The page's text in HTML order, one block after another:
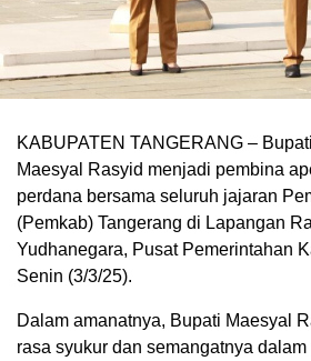
KABUPATEN TANGERANG –
Maesyal Rasyid menjadi pembina
perdana bersama seluruh jajaran
(Pemkab) Tangerang di Lapangan
Yudhanegara, Pusat Pemerintahan
Senin (3/3/25).
Dalam amanatnya, Bupati Maesyal
rasa syukur dan semangatnya